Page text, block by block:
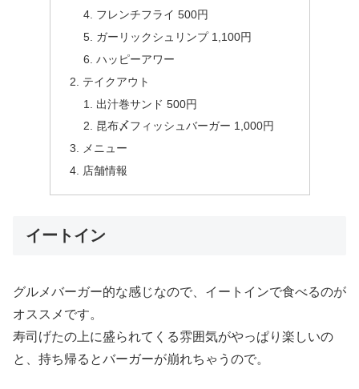
フレンチフライ 500円
ガーリックシュリンプ 1,100円
ハッピーアワー
テイクアウト
出汁巻サンド 500円
昆布〆フィッシュバーガー 1,000円
メニュー
店舗情報
イートイン
グルメバーガー的な感じなので、イートインで食べるのが
オススメです。
寿司げたの上に盛られてくる雰囲気がやっぱり楽しいの
と、持ち帰るとバーガーが崩れちゃうので。